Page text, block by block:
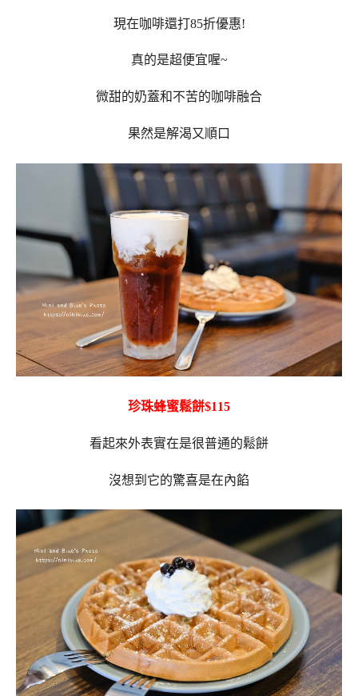
現在咖啡還打85折優惠!
真的是超便宜喔~
微甜的奶蓋和不苦的咖啡融合
果然是解渴又順口
珍珠蜂蜜鬆餅$115
看起來外表實在是很普通的鬆餅
沒想到它的驚喜是在內餡